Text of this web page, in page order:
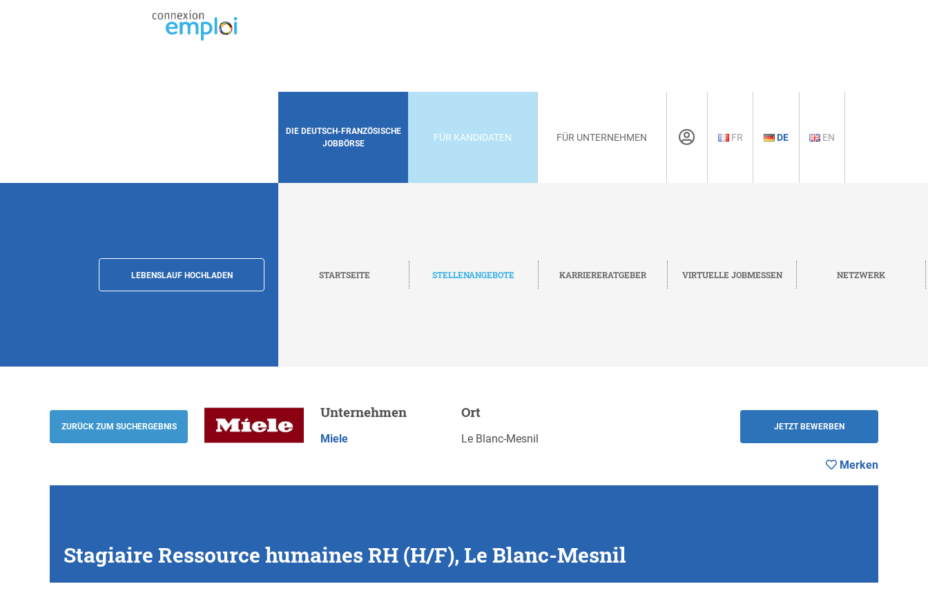
DIE DEUTSCH-FRANZÖSISCHE
JOBBÖRSE
FÜR KANDIDATEN FÜR UNTERNEHMEN FR DE EN
LEBENSLAUF HOCHLADEN STARTSEITE STELLENANGEBOTE KARRIERERATGEBER VIRTUELLE JOBMESSEN NETZWERK
Miele
JETZT BEWERBEN
ZURÜCK ZUM SUCHERGEBNIS
Unternehmen
Miele
Ort
Le Blanc-Mesnil
JETZT BEWERBEN
Merken
Stagiaire Ressource humaines RH (H/F), Le Blanc-Mesnil